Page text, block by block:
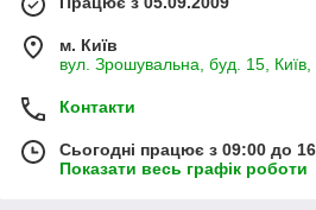
м. Київ
вул. Зрошувальна, буд. 15, Київ,
Контакти
Сьогодні працює з 09:00 до
Показати весь графік роботи